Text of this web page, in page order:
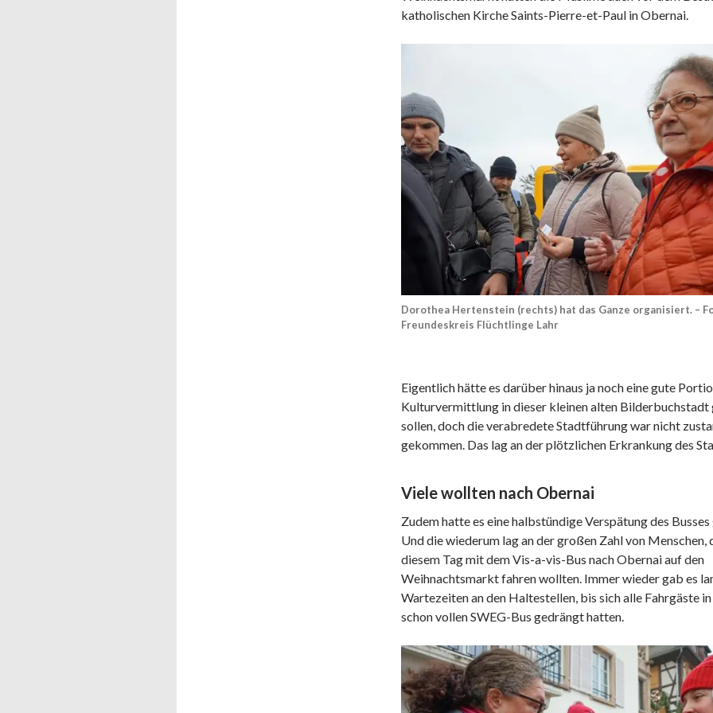
katholischen Kirche Saints-Pierre-et-Paul in Obernai.
Dorothea Hertenstein (rechts) hat das Ganze organisiert. –
Freundeskreis Flüchtlinge Lahr
Eigentlich hätte es darüber hinaus ja noch eine gute
Kulturvermittlung in dieser kleinen alten Bilderbuchstadt
sollen, doch die verabredete Stadtführung war nicht
gekommen. Das lag an der plötzlichen Erkrankung des
Viele wollten nach Obernai
Zudem hatte es eine halbstündige Verspätung des
Und die wiederum lag an der großen Zahl von Menschen,
diesem Tag mit dem Vis-a-vis-Bus nach Obernai auf den
Weihnachtsmarkt fahren wollten. Immer wieder gab es
Wartezeiten an den Haltestellen, bis sich alle Fahrgäste
schon vollen SWEG-Bus gedrängt hatten.